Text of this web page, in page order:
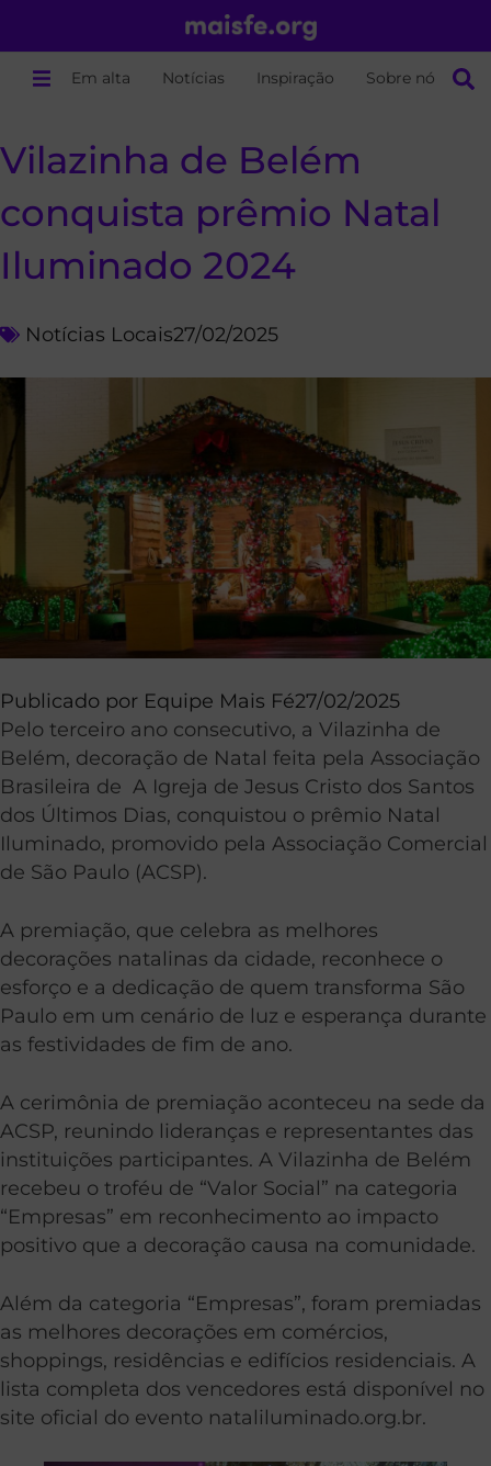
Em alta Notícias Inspiração Sobre nós
Vilazinha de Belém
conquista prêmio Natal
Iluminado 2024
Notícias Locais27/02/2025
Publicado por Equipe Mais Fé27/02/2025
Pelo terceiro ano consecutivo, a Vilazinha de
Belém, decoração de Natal feita pela Associação
Brasileira de A Igreja de Jesus Cristo dos Santos
dos Últimos Dias, conquistou o prêmio Natal
Iluminado, promovido pela Associação Comercial
de São Paulo (ACSP).
A premiação, que celebra as melhores
decorações natalinas da cidade, reconhece o
esforço e a dedicação de quem transforma São
Paulo em um cenário de luz e esperança durante
as festividades de fim de ano.
A cerimônia de premiação aconteceu na sede da
ACSP, reunindo lideranças e representantes das
instituições participantes. A Vilazinha de Belém
recebeu o troféu de “Valor Social” na categoria
“Empresas” em reconhecimento ao impacto
positivo que a decoração causa na comunidade.
Além da categoria “Empresas”, foram premiadas
as melhores decorações em comércios,
shoppings, residências e edifícios residenciais. A
lista completa dos vencedores está disponível no
site oficial do evento nataliluminado.org.br.